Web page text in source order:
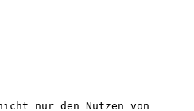
nur den Nutzen von